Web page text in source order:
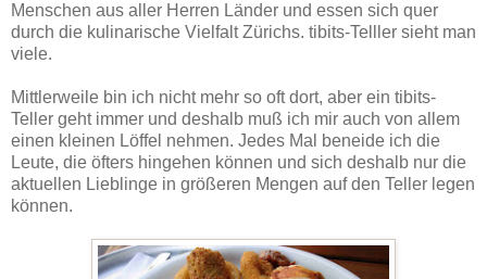
Menschen aus aller Herren Länder und essen sich quer
durch die kulinarische Vielfalt Zürichs. tibits-Telller sieht man
viele.
Mittlerweile bin ich nicht mehr so oft dort, aber ein tibits-
Teller geht immer und deshalb muß ich mir auch von allem
einen kleinen Löffel nehmen. Jedes Mal beneide ich die
Leute, die öfters hingehen können und sich deshalb nur die
aktuellen Lieblinge in größeren Mengen auf den Teller legen
können.